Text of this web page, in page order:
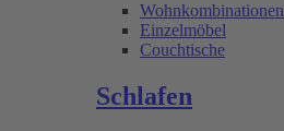
Wohnkombinationen
Einzelmöbel
Couchtische
Schlafen